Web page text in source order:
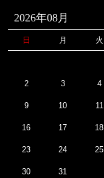
2026年08月
日 月 火
2 3 4
9 10 11
16 17 18
23 24 25
30 31